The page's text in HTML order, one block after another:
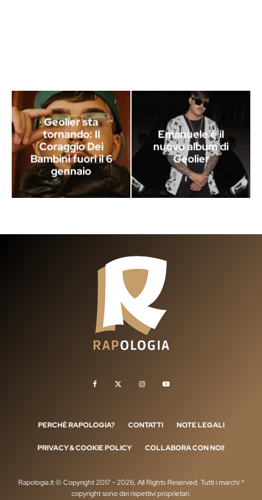
Geolier sta
tornando: Il
Coraggio Dei
Bambini fuori il 6
gennaio
Emanuele è il
nuovo album di
Geolier
PERCHÈ RAPOLOGIA? CONTATTI NOTE LEGALI
PRIVACY & COOKIE POLICY COLLABORA CON NOI!
Rapologia.it © Copyright 2017 - 2026, All Rights Reserved. Tutti i marchi ®
copyright sono dei rispettivi proprietari.